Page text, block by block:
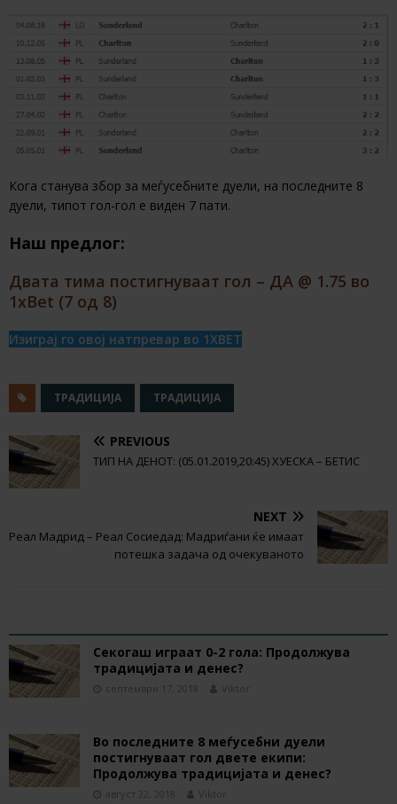
Кога станува збор за меѓусебните дуели, на последните 8
дуели, типот гол-гол е виден 7 пати.
Наш предлог:
Двата тима постигнуваат гол – ДА @ 1.75 во
1xBet (7 од 8)
Изиграј го овој натпревар во 1XBET
ТРАДИЦИЈА ТРАДИЦИЈА
PREVIOUS
ТИП НА ДЕНОТ: (05.01.2019,20:45) ХУЕСКА – БЕТИС
NEXT
Реал Мадрид – Реал Сосиедад: Мадриѓани ќе имаат
потешка задача од очекуваното
Секогаш играат 0-2 гола: Продолжува
традицијата и денес?
септември 17, 2018 Viktor
Во последните 8 меѓусебни дуели
постигнуваат гол двете екипи:
Продолжува традицијата и денес?
август 22, 2018 Viktor